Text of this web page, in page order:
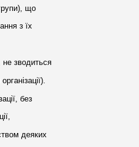
що
з їх
не зводиться
без
деяких